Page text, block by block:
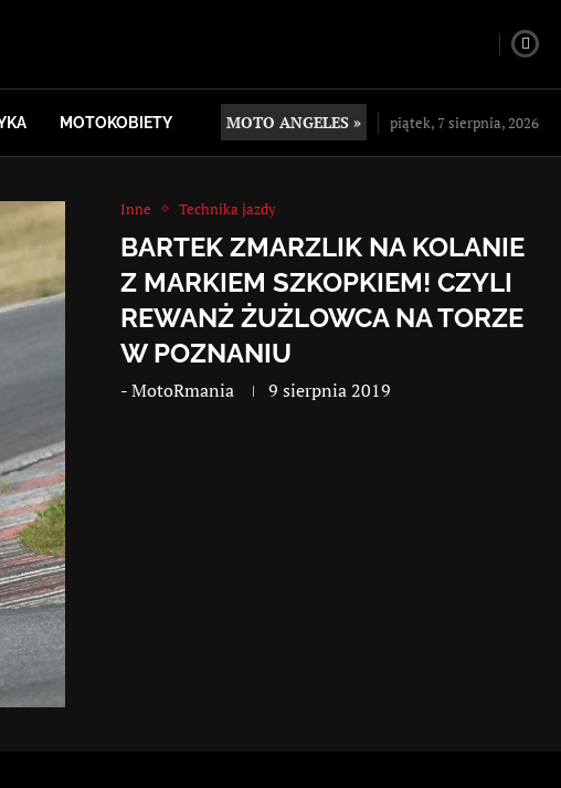
MOTOKOBIETY MOTO ANGELES » piątek, 7 sierpnia, 2026
Inne Technika jazdy
BARTEK ZMARZLIK NA KOLANIE
Z MARKIEM SZKOPKIEM! CZYLI
REWANŻ ŻUŻLOWCA NA TORZE
W POZNANIU
-MotoRmania 9 sierpnia 2019